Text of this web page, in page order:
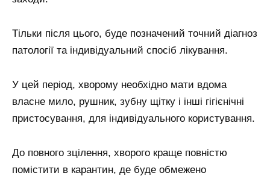
Тільки після цього, буде позначений точний діагноз
патології та індивідуальний спосіб лікування.
У цей період, хворому необхідно мати вдома
власне мило, рушник, зубну щітку і інші гігієнічні
пристосування, для індивідуального користування.
До повного зцілення, хворого краще повністю
помістити в карантин, де буде обмежено